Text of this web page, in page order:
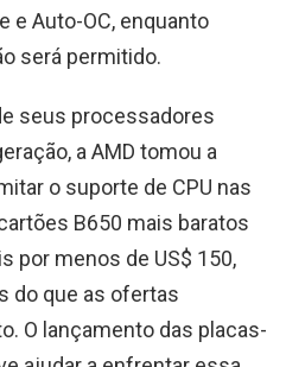
e Auto-OC, enquanto
será permitido.
seus processadores
a AMD tomou a
o suporte de CPU nas
B650 mais baratos
por menos de US$ 150,
do que as ofertas
O lançamento das placas-